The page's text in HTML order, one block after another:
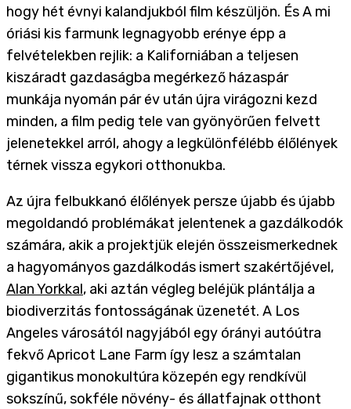
hogy hét évnyi kalandjukból film készüljön. És A mi
óriási kis farmunk legnagyobb erénye épp a
felvételekben rejlik: a Kaliforniában a teljesen
kiszáradt gazdaságba megérkező házaspár
munkája nyomán pár év után újra virágozni kezd
minden, a film pedig tele van gyönyörűen felvett
jelenetekkel arról, ahogy a legkülönfélébb élőlények
térnek vissza egykori otthonukba.
Az újra felbukkanó élőlények persze újabb és újabb
megoldandó problémákat jelentenek a gazdálkodók
számára, akik a projektjük elején összeismerkednek
a hagyományos gazdálkodás ismert szakértőjével,
Alan Yorkkal, aki aztán végleg beléjük plántálja a
biodiverzitás fontosságának üzenetét. A Los
Angeles városától nagyjából egy órányi autóútra
fekvő Apricot Lane Farm így lesz a számtalan
gigantikus monokultúra közepén egy rendkívül
sokszínű, sokféle növény- és állatfajnak otthont